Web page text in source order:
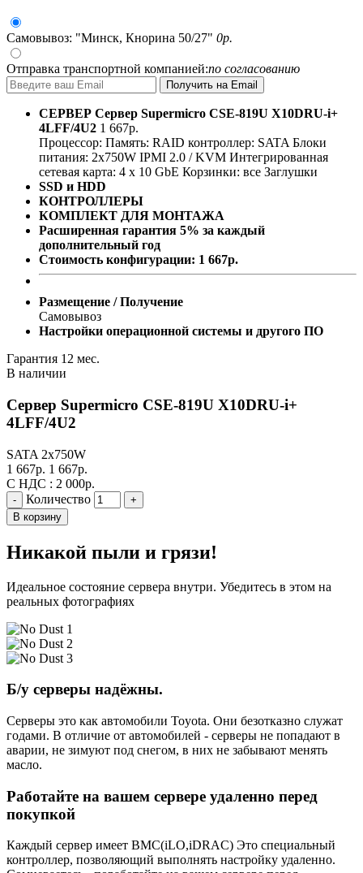
Самовывоз: "Минск, Кнорина 50/27" 0р.
Отправка транспортной компанией:по согласованию
СЕРВЕР Сервер Supermicro CSE-819U X10DRU-i+
4LFF/4U2 1 667р.
Процессор: Память: RAID контроллер: SATA Блоки
питания: 2x750W IPMI 2.0 / KVM Интегрированная
сетевая карта: 4 x 10 GbE Корзинки: все Заглушки
SSD и HDD
КОНТРОЛЛЕРЫ
КОМПЛЕКТ ДЛЯ МОНТАЖА
Расширенная гарантия 5% за каждый
дополнительный год
Стоимость конфигурации: 1 667р.
Размещение / Получение
Самовывоз
Настройки операционной системы и другого ПО
Гарантия 12 мес.
В наличии
Сервер Supermicro CSE-819U X10DRU-i+
4LFF/4U2
SATA 2x750W
1 667р. 1 667р.
С НДС : 2 000р.
- Количество
+
В корзину
Никакой пыли и грязи!
Идеальное состояние сервера внутри. Убедитесь в этом на
реальных фотографиях
Б/у серверы надёжны.
Серверы это как автомобили Toyota. Они безотказно служат
годами. В отличие от автомобилей - серверы не попадают в
аварии, не зимуют под снегом, в них не забывают менять
масло.
Работайте на вашем сервере удаленно перед
покупкой
Каждый сервер имеет BMC(iLO,iDRAC) Это специальный
контроллер, позволяющий выполнять настройку удаленно.